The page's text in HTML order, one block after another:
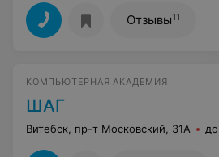
Отзывы11
КОМПЬЮТЕРНАЯ АКАДЕМИЯ
ШАГ
Витебск, пр-т Московский, 31А